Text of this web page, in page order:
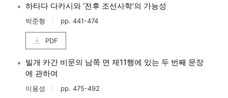
하타다 다카시와 ‘전후 조선사학’의 가능성
박준형 pp. 441-474
PDF
빌개 카간 비문의 남쪽 면 제11행에 있는 두 번째 문장
에 관하여
이용성 pp. 475-492